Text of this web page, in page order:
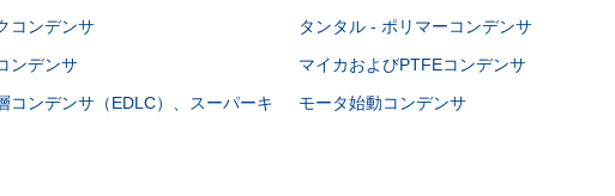
コンデンサ タンタル - ポリマーコンデンサ
ンデンサ マイカおよびPTFEコンデンサ
コンデンサ（EDLC）、スーパーキ
モータ始動コンデンサ